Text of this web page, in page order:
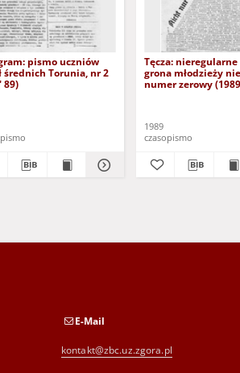
pismo uczniów
średnich Torunia, nr 2
89)
Tęcza:
grona młodzieży
numer zerowy
1989
czasopismo
E-Mail
kontakt@zbc.uz.zgora.pl